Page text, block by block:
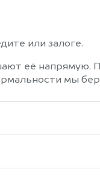
или залоге.
её напрямую.
мы